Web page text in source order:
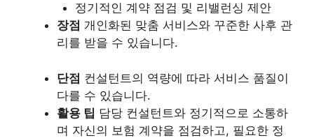
정기적인 계약 점검 및 리밸런싱 제안
장점 개인화된 맞춤 서비스와 꾸준한 사후 관
리를 받을 수 있습니다.
단점 컨설턴트의 역량에 따라 서비스 품질이
다를 수 있습니다.
활용 팁 담당 컨설턴트와 정기적으로 소통하
며 자신의 보험 계약을 점검하고, 필요한 정